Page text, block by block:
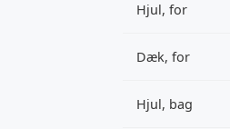
Hjul, for
Dæk, for
Hjul, bag